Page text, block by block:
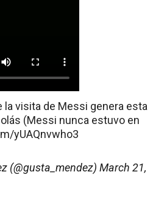
la visita de Messi genera esta
(Messi nunca estuvo en
yUAQnvwho3
(@gusta_mendez) March 21,